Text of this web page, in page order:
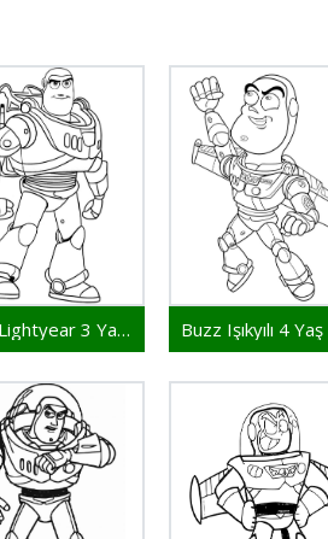
Buzz Lightyear 3 Yaş Çocuklar İçin